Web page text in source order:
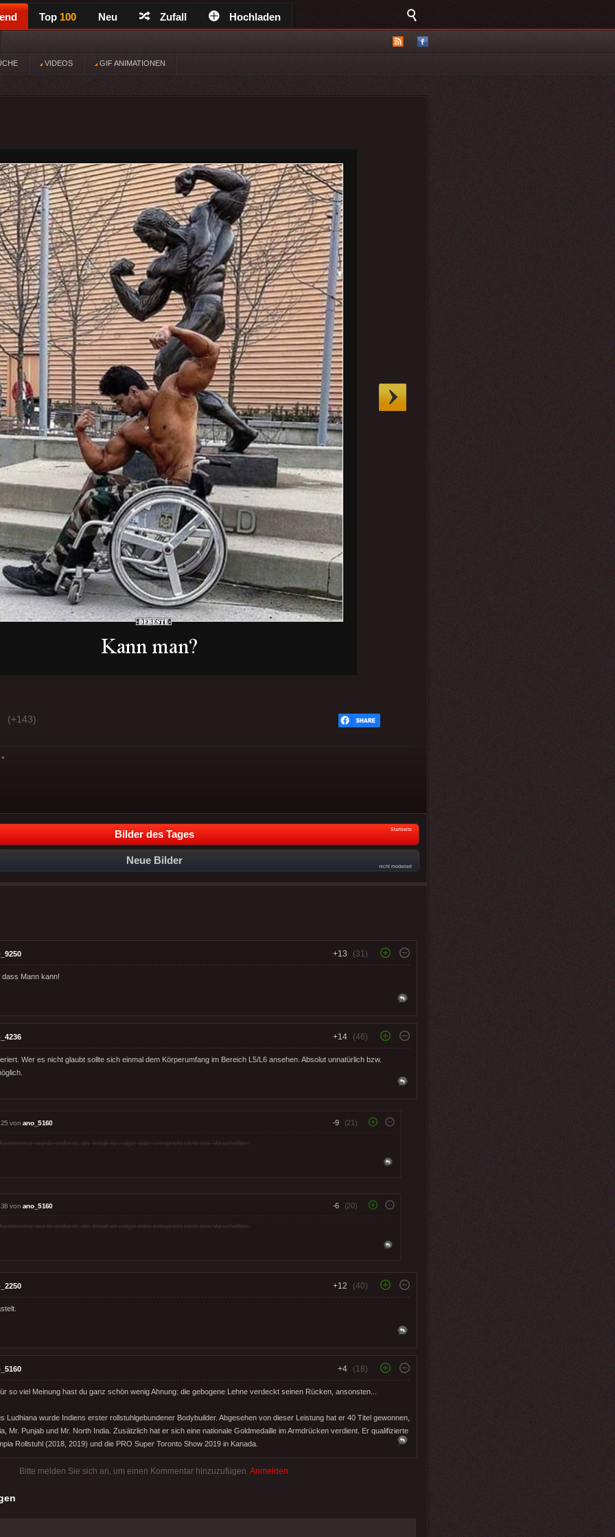
Top 100 Neu Zufall Hochladen
VIDEOS GIF ANIMATIONEN
(+143)
Bilder des Tages Startseite
Neue Bilder
nicht moderiert
+13 (31)
Mann kann!
+14 (46)
Wer es nicht glaubt sollte sich einmal dem Körperumfang im Bereich L5/L6 ansehen. Absolut unnatürlich bzw.
von ano_5160 -9 (21)
wurde entfernt, der Inhalt ist vulgär oder entspricht nicht den Vorschriften.
von ano_5160 -6 (20)
wurde entfernt, der Inhalt ist vulgär oder entspricht nicht den Vorschriften.
+12 (40)
+4 (18)
so viel Meinung hast du ganz schön wenig Ahnung: die gebogene Lehne verdeckt seinen Rücken, ansonsten...
Ludhiana wurde Indiens erster rollstuhlgebundener Bodybuilder. Abgesehen von dieser Leistung hat er 40 Titel gewonnen,
Mr. Punjab und Mr. North India. Zusätzlich hat er sich eine nationale Goldmedaille im Armdrücken verdient. Er qualifizierte
Rollstuhl (2018, 2019) und die PRO Super Toronto Show 2019 in Kanada.
Bitte melden Sie sich an, um einen Kommentar hinzuzufügen. Anmelden